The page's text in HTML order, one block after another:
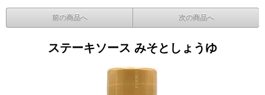
前の商品へ 次の商品へ
ステーキソース みそとしょうゆ